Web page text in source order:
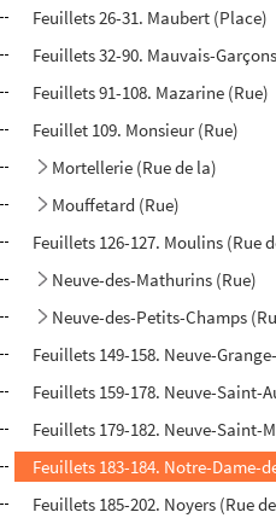
Feuillets 26-31. Maubert (Place)
Feuillets 32-90. Mauvais-
Feuillets 91-108. Mazarine (Rue)
Feuillet 109. Monsieur (Rue)
Mortellerie (Rue de la)
Mouffetard (Rue)
Feuillets 126-127. Moulins (Rue
Neuve-des-Mathurins (Rue)
Neuve-des-Petits-Champs
Feuillets 149-158. Neuve-
Feuillets 159-178. Neuve-Saint-
Feuillets 179-182. Neuve-Saint-
Feuillets 183-184. Notre-Dame-
Feuillets 185-202. Noyers (Rue